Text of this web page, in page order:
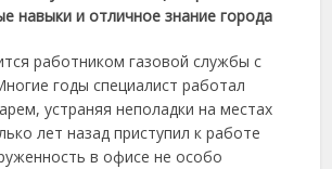
навыки и отличное знание города
работником газовой службы с
годы специалист работал
устраняя неполадки на местах
лет назад приступил к работе
в офисе не особо